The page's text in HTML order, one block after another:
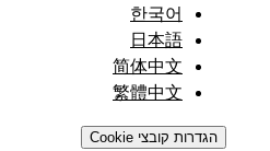
한국어
日本語
简体中文
繁體中文
הגדרות קובצי Cookie